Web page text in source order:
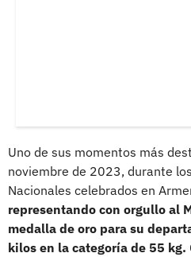
Uno de sus momentos más
noviembre de 2023, durante
Nacionales celebrados en
representando con orgullo al
medalla de oro para su
kilos en la categoría de 55 kg.